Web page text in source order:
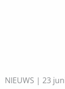
NIEUWS | 23